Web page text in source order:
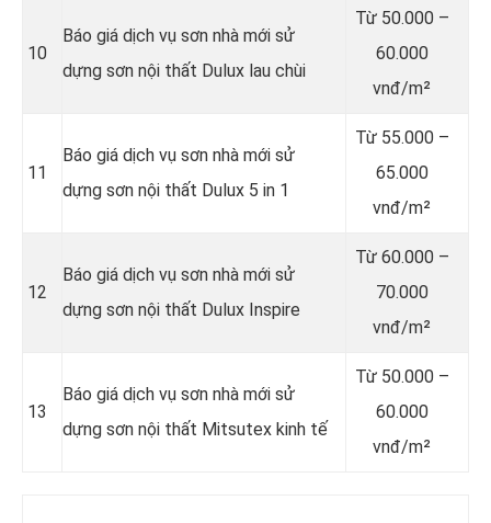
10
Báo giá dịch vụ sơn nhà mới sử
dựng sơn nội thất Dulux lau chùi
Từ 50.000 –
60.000
vnđ/m²
11
Báo giá dịch vụ sơn nhà mới sử
dựng sơn nội thất Dulux 5 in 1
Từ 55.000 –
65.000
vnđ/m²
12
Báo giá dịch vụ sơn nhà mới sử
dựng sơn nội thất Dulux Inspire
Từ 60.000 –
70.000
vnđ/m²
13
Báo giá dịch vụ sơn nhà mới sử
dựng sơn nội thất Mitsutex kinh tế
Từ 50.000 –
60.000
vnđ/m²